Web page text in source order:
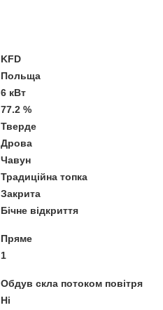
KFD
Польща
6 кВт
77.2 %
Тверде
Дрова
Чавун
Традиційна топка
Закрита
Бічне відкриття
Пряме
1
Обдув скла потоком повітря
Ні